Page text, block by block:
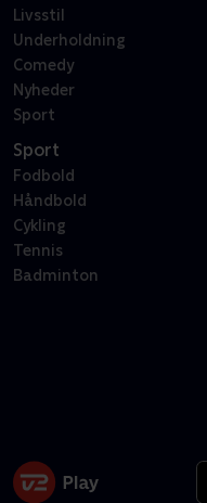
Livsstil
Underholdning
Comedy
Nyheder
Sport
Sport
Fodbold
Håndbold
Cykling
Tennis
Badminton